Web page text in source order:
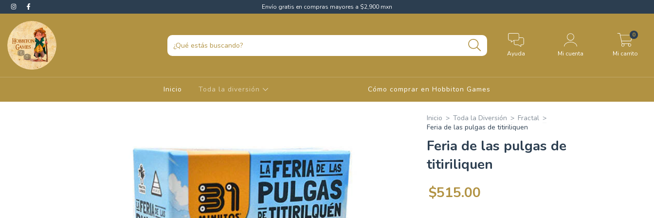
Envío gratis en compras mayores a $2,900 mxn
Ayuda Mi cuenta Mi carrito
0
Inicio Toda la diversión Cómo comprar en Hobbiton Games
Inicio > Toda la Diversión > Fractal >
Feria de las pulgas de titiriliquen
Feria de las pulgas de
titiriliquen
$515.00